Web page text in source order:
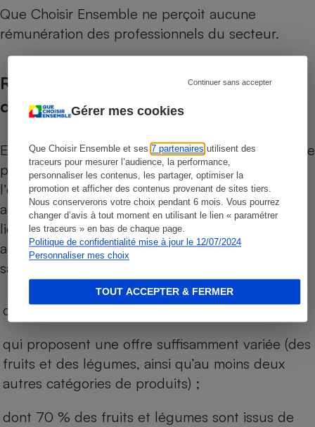
Gérer mes cookies
Que Choisir Ensemble et ses7 partenaires utilisent des
traceurs pour mesurer l’audience, la performance,
personnaliser les contenus, les partager, optimiser la
promotion et afficher des contenus provenant de sites tiers.
Nous conserverons votre choix pendant 6 mois. Vous pourrez
changer d’avis à tout moment en utilisant le lien « paramétrer
les traceurs » en bas de chaque page.
Politique de confidentialité mise à jour le 12/07/2024
Personnaliser mes choix
Continuer sans accepter
TOUT ACCEPTER & FERMER
Que Choisir Ensemble ne perçoit aucune
rémunération des professionnels du secteur.
Recensement et critères de sélection
des magasins
En partenariat avec l’Institut national de recherche
pour l’agriculture, l’alimentation et
l’environnement (Inrae)(1), Que Choisir Ensemble,
aidé de ses bénévoles-enquêteurs, a recensé les
lieux de vente les plus à même de proposer une
alternative aux grandes surfaces alimentaires, à
savoir :
des magasins physiques ;
qui proposent une offre suffisamment variée (des
fruits et des légumes, ainsi qu’au moins deux
autres catégories de produits) ;
dont 70 % des fruits et légumes sont issus de